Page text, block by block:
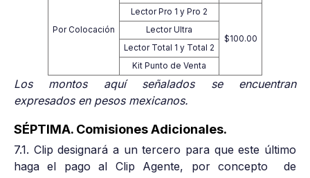
Por Colocación
Lector Pro 1 y Pro 2
$100.00
Lector Ultra
Lector Total 1 y Total 2
Kit Punto de Venta
Los montos aquí señalados se encuentran
expresados en pesos mexicanos.
SÉPTIMA. Comisiones Adicionales.
7.1. Clip designará a un tercero para que este último
haga el pago al Clip Agente, por concepto de